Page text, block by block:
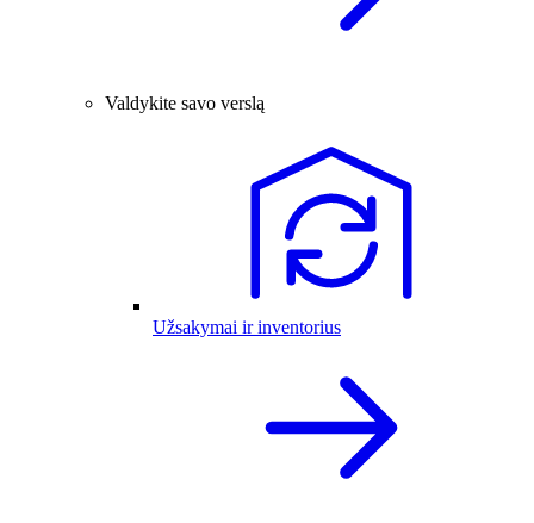
Valdykite savo verslą
Užsakymai ir inventorius